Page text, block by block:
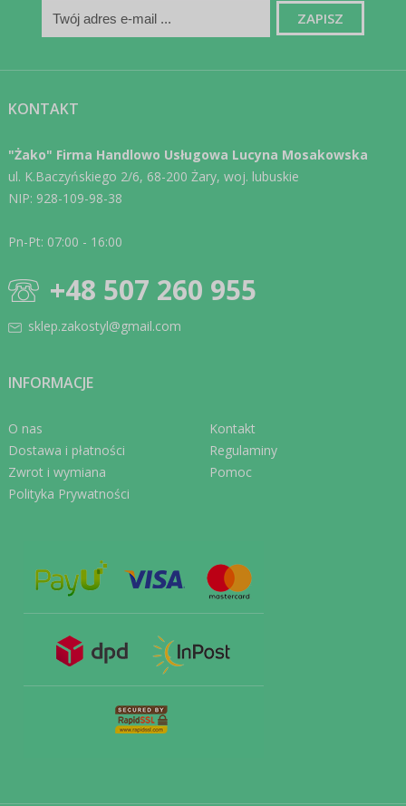
KONTAKT
"Żako" Firma Handlowo Usługowa Lucyna Mosakowska
ul. K.Baczyńskiego 2/6, 68-200 Żary, woj. lubuskie
NIP: 928-109-98-38
Pn-Pt: 07:00 - 16:00
+48 507 260 955
sklep.zakostyl@gmail.com
INFORMACJE
O nas
Dostawa i płatności
Zwrot i wymiana
Polityka Prywatności
Kontakt
Regulaminy
Pomoc